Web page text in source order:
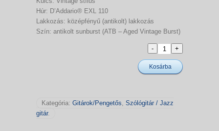
Húr: D’Addario® EXL 110
Lakkozás: középfényű (antikolt) lakkozás
Szín: antikolt sunburst (ATB – Aged Vintage Burst)
Kosárba
Kategória: Gitárok/Pengetős, Szólógitár / Jazz
gitár.